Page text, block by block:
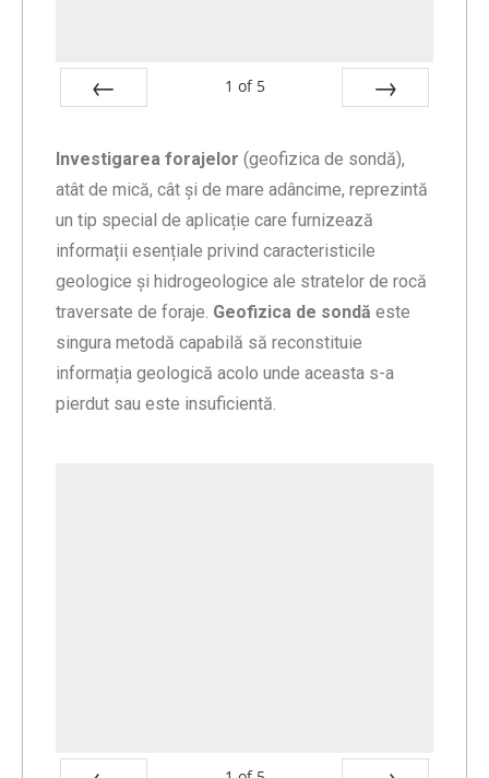
1 of 5
Investigarea forajelor (geofizica de sondă),
atât de mică, cât și de mare adâncime, reprezintă
un tip special de aplicație care furnizează
informații esențiale privind caracteristicile
geologice și hidrogeologice ale stratelor de rocă
traversate de foraje. Geofizica de sondă este
singura metodă capabilă să reconstituie
informația geologică acolo unde aceasta s-a
pierdut sau este insuficientă.